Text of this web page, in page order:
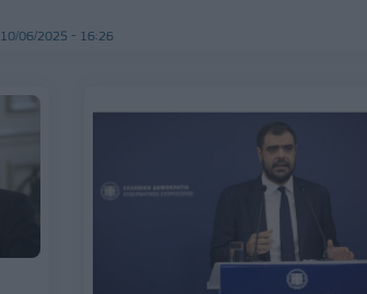
10/06/2025 - 16:26